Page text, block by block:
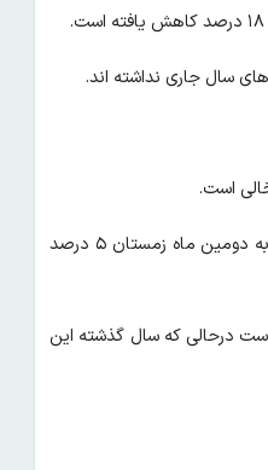
سال جاری نداشته اند.
بررسی آمار دفتر اطلاعات و داده های آب کشور نشان از آن دارد که ورودی آب به سدهای کشور در آستانه ورود به دومین ماه زمستان ۵ درصد
متر مکعب آب وارد سدها شده است درحالی که سال گذشته این